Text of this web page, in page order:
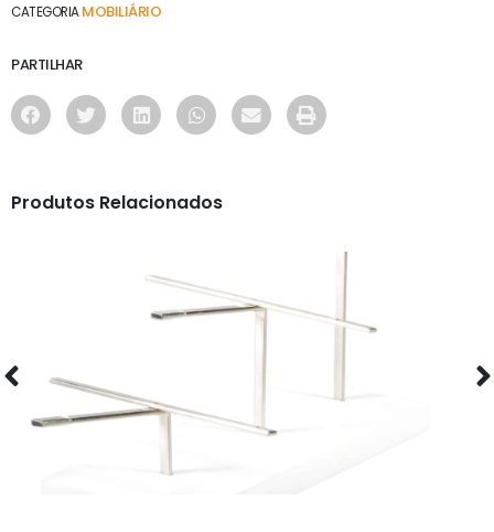
CATEGORIA MOBILIÁRIO
PARTILHAR
Produtos Relacionados